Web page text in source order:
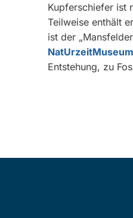
Kupferschiefer ist
Teilweise enthält
ist der
Entstehung, zu